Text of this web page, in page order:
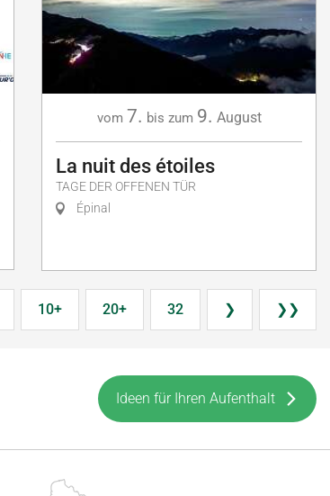
vom 7. bis zum 9. August
La nuit des étoiles
TAGE DER OFFENEN TÜR
Épinal
10+ 20+ 32 ❯ ❯❯
Ideen für Ihren Aufenthalt